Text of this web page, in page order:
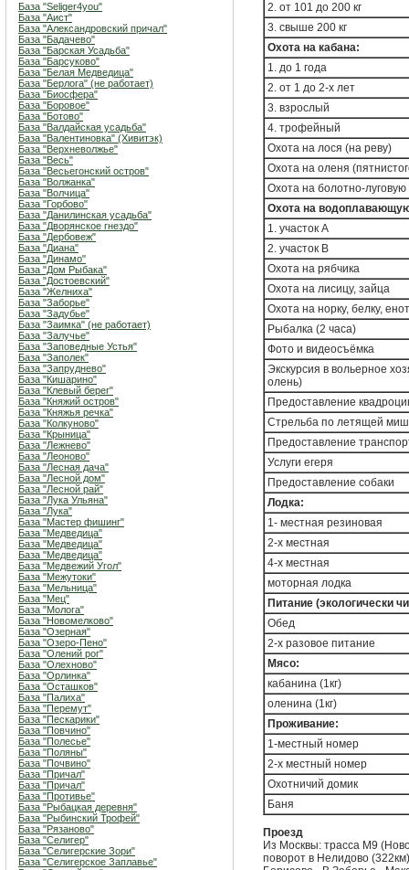
База "Seliger4you"
База "Аист"
База "Александровский причал"
База "Бадачево"
База "Барская Усадьба"
База "Барсуково"
База "Белая Медведица"
База "Берлога" (не работает)
База "Биосфера"
База "Боровое"
База "Ботово"
База "Валдайская усадьба"
База "Валентиновка" (Хивитэк)
База "Верхневолжье"
База "Весь"
База "Весьегонский остров"
База "Волжанка"
База "Волчица"
База "Горбово"
База "Данилинская усадьба"
База "Дворянское гнездо"
База "Дербовеж"
База "Диана"
База "Динамо"
База "Дом Рыбака"
База "Достоевский"
База "Желниха"
База "Заборье"
База "Задубье"
База "Заимка" (не работает)
База "Залучье"
База "Заповедные Устья"
База "Заполек"
База "Запруднево"
База "Кишарино"
База "Клевый берег"
База "Княжий остров"
База "Княжья речка"
База "Колкуново"
База "Крыница"
База "Лежнево"
База "Леоново"
База "Лесная дача"
База "Лесной дом"
База "Лесной рай"
База "Лука Ульяна"
База "Лука"
База "Мастер фишинг"
База "Медведица"
База "Медведица"
База "Медведица"
База "Медвежий Угол"
База "Межутоки"
База "Мельница"
База "Мец"
База "Молога"
База "Новомелково"
База "Озерная"
База "Озеро-Пено"
База "Олений рог"
База "Олехново"
База "Орлинка"
База "Осташков"
База "Палиха"
База "Перемут"
База "Пескарики"
База "Повчино"
База "Полесье"
База "Поляны"
База "Почвино"
База "Причал"
База "Причал"
База "Противье"
База "Рыбацкая деревня"
База "Рыбинский Трофей"
База "Рязаново"
База "Селигер"
База "Селигерские Зори"
База "Селигерское Заплавье"
2. от 101 до 200 кг
3. свыше 200 кг
Охота на кабана:
1. до 1 года
2. от 1 до 2-х лет
3. взрослый
4. трофейный
Охота на лося (на реву)
Охота на оленя
Охота на болотно-луговую
Охота на
1. участок А
2. участок В
Охота на рябчика
Охота на лисицу, зайца
Охота на норку, белку,
Рыбалка (2 часа)
Фото и видеосъёмка
Экскурсия в вольерное
олень)
Предоставление
Стрельба по летящей
Предоставление
Услуги егеря
Предоставление собаки
Лодка:
1- местная резиновая
2-х местная
4-х местная
моторная лодка
Питание (экологически
Обед
2-х разовое питание
Мясо:
кабанина (1кг)
оленина (1кг)
Проживание:
1-местный номер
2-х местный номер
Охотничий домик
Баня
Проезд
Из Москвы: трасса М9
поворот в Нелидово